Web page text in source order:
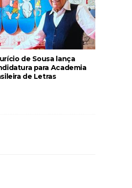
de Sousa lança
para Academia
de Letras